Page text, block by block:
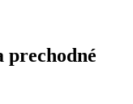
prechodné